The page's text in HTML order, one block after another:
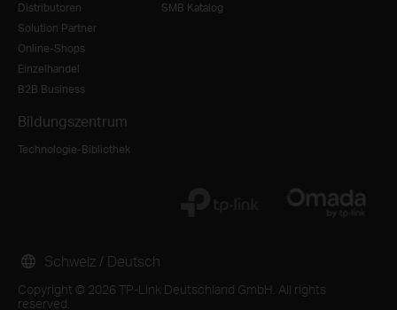
Distributoren
Solution Partner
Online-Shops
Einzelhandel
B2B Business
SMB Katalog
Bildungszentrum
Technologie-Bibliothek
Copyright © 2026 TP-Link Deutschland GmbH. All rights
reserved.
Schweiz / Deutsch